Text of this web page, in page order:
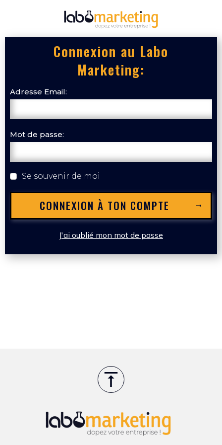
Connexion au Labo
Marketing:
Adresse Email:
Mot de passe:
Se souvenir de moi
CONNEXION À TON COMPTE
J'ai oublié mon mot de passe